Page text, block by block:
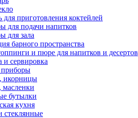
для приготовления коктейлей
для подачи напитков
для зала
барного пространства
и пюре для напитков и десертов
и сервировка
икорницы
масленки
бутылки
кухня
стеклянные